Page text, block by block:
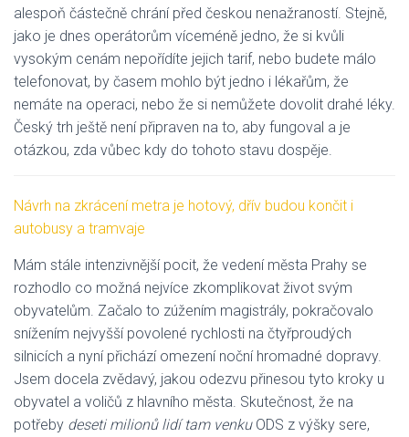
alespoň částečně chrání před českou nenažraností. Stejně,
jako je dnes operátorům víceméně jedno, že si kvůli
vysokým cenám nepořídíte jejich tarif, nebo budete málo
telefonovat, by časem mohlo být jedno i lékařům, že
nemáte na operaci, nebo že si nemůžete dovolit drahé léky.
Český trh ještě není připraven na to, aby fungoval a je
otázkou, zda vůbec kdy do tohoto stavu dospěje.
Návrh na zkrácení metra je hotový, dřív budou končit i
autobusy a tramvaje
Mám stále intenzivnější pocit, že vedení města Prahy se
rozhodlo co možná nejvíce zkomplikovat život svým
obyvatelům. Začalo to zúžením magistrály, pokračovalo
snížením nejvyšší povolené rychlosti na čtyřproudých
silnicích a nyní přichází omezení noční hromadné dopravy.
Jsem docela zvědavý, jakou odezvu přinesou tyto kroky u
obyvatel a voličů z hlavního města. Skutečnost, že na
potřeby deseti milionů lidí tam venkuODS z výšky sere,